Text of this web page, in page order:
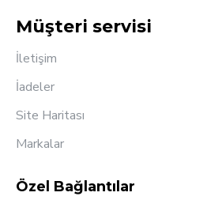
Müşteri servisi
İletişim
İadeler
Site Haritası
Markalar
Özel Bağlantılar